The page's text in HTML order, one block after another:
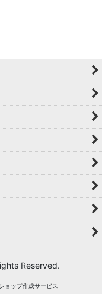
Reserved.
ョップ作成サービス